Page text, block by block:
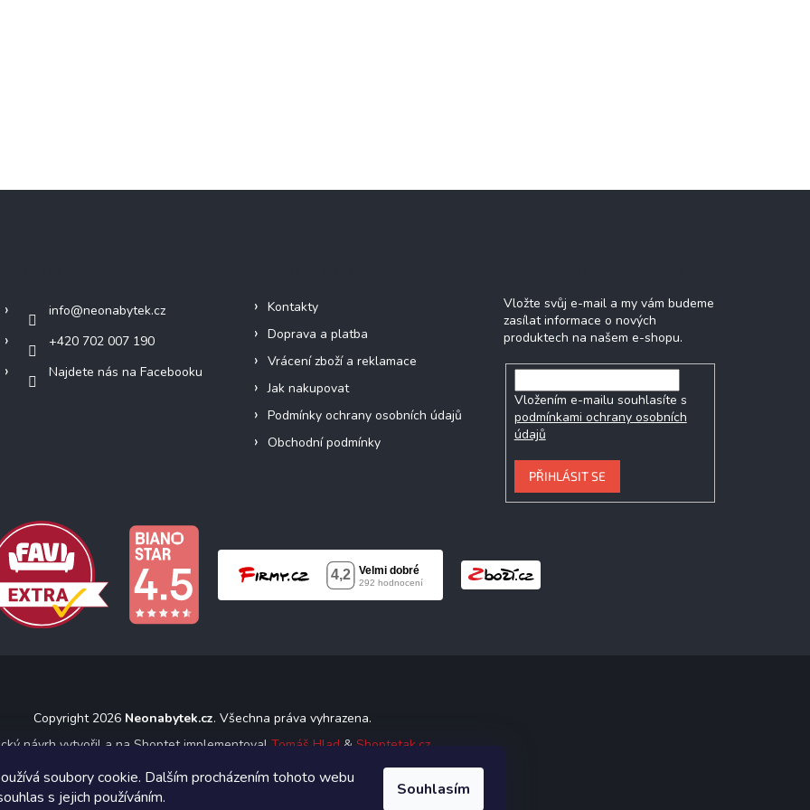
soubory cookie. Dalším procházením tohoto webu
s jejich používáním.
Souhlasím
info@neonabytek.cz
+420 702 007 190
Najdete nás na Facebooku
Kontakty
Doprava a platba
Vrácení zboží a reklamace
Jak nakupovat
Podmínky ochrany osobních údajů
Obchodní podmínky
Vložte svůj e-mail a my vám budeme
zasílat informace o nových
produktech na našem e-shopu.
Vložením e-mailu souhlasíte s
podmínkami ochrany osobních
údajů
PŘIHLÁSIT SE
Copyright 2026 Neonabytek.cz. Všechna práva vyhrazena.
návrh vytvořil a na Shoptet implementoval Tomáš Hlad & Shoptetak.cz.
Vytvořil Shoptet